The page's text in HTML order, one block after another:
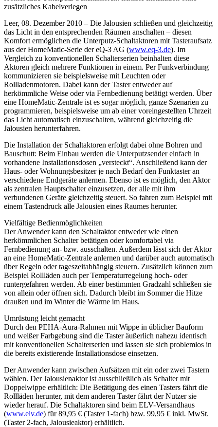
zusätzliches Kabelverlegen
Leer, 08. Dezember 2010 – Die Jalousien schließen und gleichzeitig
das Licht in den entsprechenden Räumen anschalten – diesen
Komfort ermöglichen die Unterputz-Schaltaktoren mit Tasteraufsatz
aus der HomeMatic-Serie der eQ-3 AG (www.eq-3.de). Im
Vergleich zu konventionellen Schalterserien beinhalten diese
Aktoren gleich mehrere Funktionen in einem. Per Funkverbindung
kommunizieren sie beispielsweise mit Leuchten oder
Rollladenmotoren. Dabei kann der Taster entweder auf
herkömmliche Weise oder via Fernbedienung betätigt werden. Über
eine HomeMatic-Zentrale ist es sogar möglich, ganze Szenarien zu
programmieren, beispielsweise um ab einer voreingestellten Uhrzeit
das Licht automatisch einzuschalten, während gleichzeitig die
Jalousien herunterfahren.
Die Installation der Schaltaktoren erfolgt dabei ohne Bohren und
Bauschutt: Beim Einbau werden die Unterputzsender einfach in
vorhandene Installationsdosen „versteckt“. Anschließend kann der
Haus- oder Wohnungsbesitzer je nach Bedarf den Funktaster an
verschiedene Endgeräte anlernen. Ebenso ist es möglich, den Aktor
als zentralen Hauptschalter einzusetzen, der alle mit ihm
verbundenen Geräte gleichzeitig steuert. So fahren zum Beispiel mit
einem Tastendruck alle Jalousien eines Raumes herunter.
Vielfältige Bedienmöglichkeiten
Der Anwender kann den Schaltaktor entweder wie einen
herkömmlichen Schalter betätigen oder komfortabel via
Fernbedienung an- bzw. ausschalten. Außerdem lässt sich der Aktor
an eine HomeMatic-Zentrale anlernen und darüber auch automatisch
über Regeln oder tageszeitabhängig steuern. Zusätzlich können zum
Beispiel Rollläden auch per Temperaturregelung hoch- oder
runtergefahren werden. Ab einer bestimmten Gradzahl schließen sie
von allein oder öffnen sich. Dadurch bleibt im Sommer die Hitze
draußen und im Winter die Wärme im Haus.
Umrüstung leicht gemacht
Durch den PEHA-Aura-Rahmen mit Wippe in üblicher Bauform
und weißer Farbgebung sind die Taster äußerlich nahezu identisch
mit konventionellen Schalterserien und lassen sie sich problemlos in
die bereits existierende Installationsdose einsetzen.
Der Anwender kann zwischen Aufsätzen mit ein oder zwei Tastern
wählen. Der Jalousienaktor ist ausschließlich als Schalter mit
Doppelwippe erhältlich: Die Betätigung des einen Tasters fährt die
Rollläden herunter, mit dem anderen Taster fährt der Nutzer sie
wieder herauf. Die Schaltaktoren sind beim ELV-Versandhaus
(www.elv.de) für 89,95 € (Taster 1-fach) bzw. 99,95 € inkl. MwSt.
(Taster 2-fach, Jalousieaktor) erhältlich.